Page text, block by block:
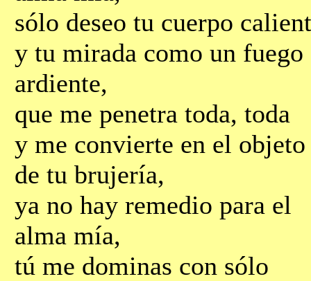
sólo deseo tu cuerpo
y tu mirada como un fuego
ardiente,
que me penetra toda, toda
y me convierte en el objeto
de tu brujería,
ya no hay remedio para el
alma mía,
tú me dominas con sólo